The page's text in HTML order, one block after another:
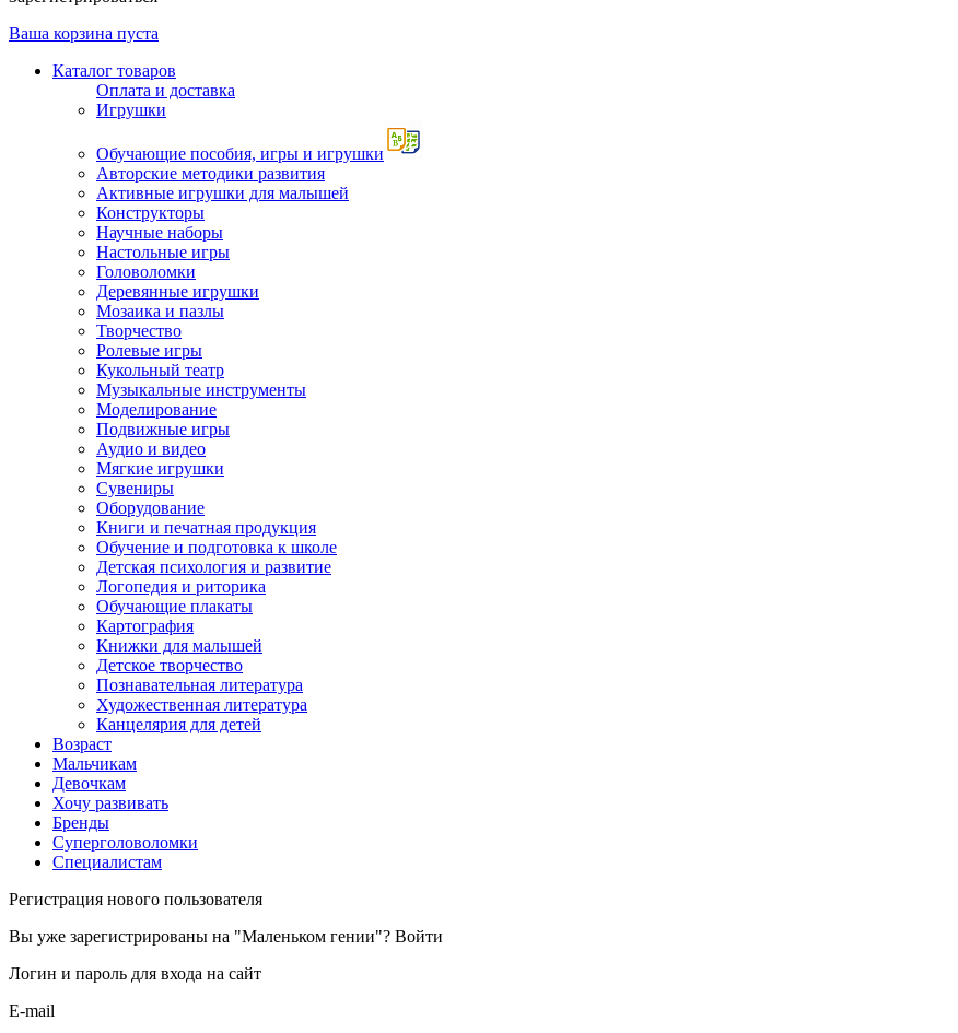
Ваша корзина пуста
Каталог товаров
Оплата и доставка
Игрушки
Обучающие пособия, игры и игрушки
Авторские методики развития
Активные игрушки для малышей
Конструкторы
Научные наборы
Настольные игры
Головоломки
Деревянные игрушки
Мозаика и пазлы
Творчество
Ролевые игры
Кукольный театр
Музыкальные инструменты
Моделирование
Подвижные игры
Аудио и видео
Мягкие игрушки
Сувениры
Оборудование
Книги и печатная продукция
Обучение и подготовка к школе
Детская психология и развитие
Логопедия и риторика
Обучающие плакаты
Картография
Книжки для малышей
Детское творчество
Познавательная литература
Художественная литература
Канцелярия для детей
Возраст
Мальчикам
Девочкам
Хочу развивать
Бренды
Суперголоволомки
Специалистам
Регистрация нового пользователя
Вы уже зарегистрированы на "Маленьком гении"? Войти
Логин и пароль для входа на сайт
E-mail